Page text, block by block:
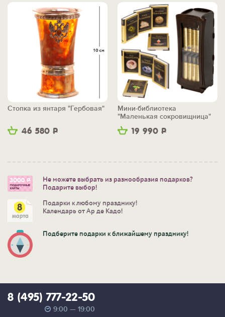
46 580 Р
Стопка из янтаря "Гербовая"
19 990 Р
Мини-библиотека
"Маленькая сокровищница"
Не можете выбрать из разнообразия подарков?
Подарите выбор!
Подарки к любому празднику!
Календарь от Ар де Кадо!
Подберите подарки к ближайшему празднику!
8 (495) 777-22-50
9:00 — 19:00